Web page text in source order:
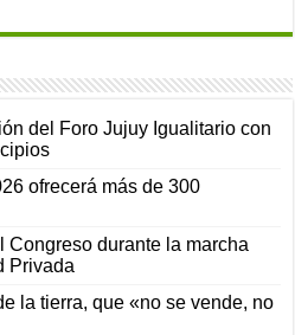
del Foro Jujuy Igualitario con
ofrecerá más de 300
Congreso durante la marcha
Privada
la tierra, que «no se vende, no